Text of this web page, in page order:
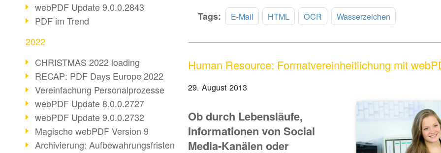
webPDF Update 9.0.0.2843
PDF im Trend
2022
CHRISTMAS 2022 loading
RECAP: PDF Days Europe 2022
Vereinfachung Personalprozesse
webPDF Update 8.0.0.2727
webPDF Update 9.0.0.2732
Magische webPDF Version 9
Archivierung: Aufbewahrungsfristen
Tags: E-Mail HTML OCR Wasserzeichen
Human Resource: Formatvereinheitlichung mit
29. August 2013
Ob durch Lebensläufe,
Informationen von Social
Media-Kanälen oder